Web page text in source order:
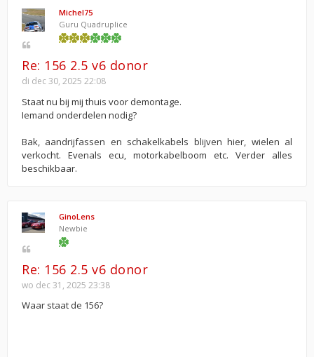
Michel75
Guru Quadruplice
Re: 156 2.5 v6 donor
di dec 30, 2025 22:08
Staat nu bij mij thuis voor demontage.
Iemand onderdelen nodig?
Bak, aandrijfassen en schakelkabels blijven hier, wielen al
verkocht. Evenals ecu, motorkabelboom etc. Verder alles
beschikbaar.
GinoLens
Newbie
Re: 156 2.5 v6 donor
wo dec 31, 2025 23:38
Waar staat de 156?